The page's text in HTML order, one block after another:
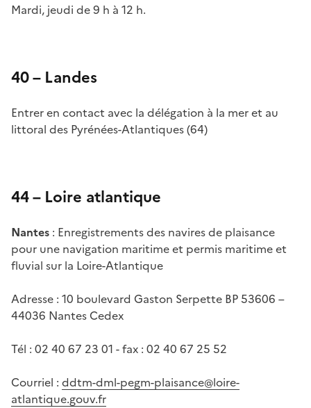
Mardi, jeudi de 9 h à 12 h.
40 – Landes
Entrer en contact avec la délégation à la mer et au
littoral des Pyrénées-Atlantiques (64)
44 – Loire atlantique
Nantes : Enregistrements des navires de plaisance
pour une navigation maritime et permis maritime et
fluvial sur la Loire-Atlantique
Adresse : 10 boulevard Gaston Serpette BP 53606 –
44036 Nantes Cedex
Tél : 02 40 67 23 01 - fax : 02 40 67 25 52
Courriel : ddtm-dml-pegm-plaisance@loire-
atlantique.gouv.fr